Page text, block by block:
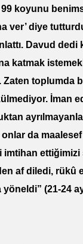
koyunu
ver’ diye
Davud
katmak
Zaten toplumda
İman
onlar da
ettiğimizi
af diledi, rükû
yöneldi” (21-24